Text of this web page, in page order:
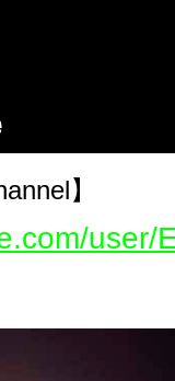
】
user/